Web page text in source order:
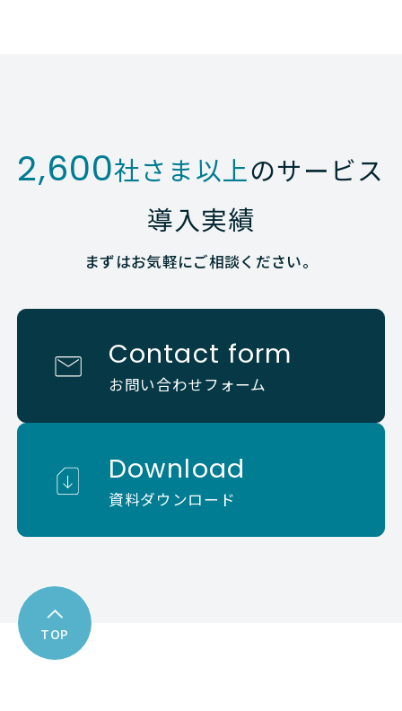
2,600社さま以上のサービス
導入実績
まずはお気軽にご相談ください。
Contact form
お問い合わせフォーム
Download
資料ダウンロード
TOP